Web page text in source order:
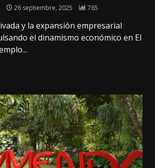
26 septiembre, 2025 765
y la expansión empresarial
el dinamismo económico en El